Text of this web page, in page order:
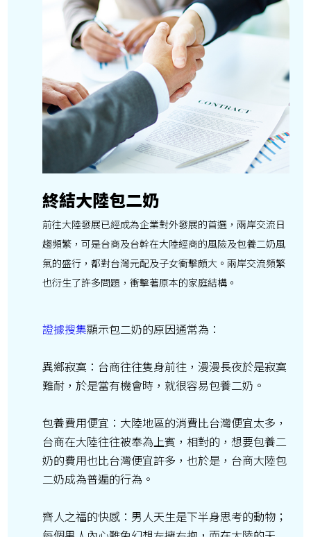
終結大陸包二奶
前往大陸發展已經成為企業對外發展的首選，兩岸交流日
趨頻繁，可是台商及台幹在大陸經商的風險及包養二奶風
氣的盛行，都對台灣元配及子女衝擊頗大。兩岸交流頻繁
也衍生了許多問題，衝擊著原本的家庭結構。
證據搜集顯示包二奶的原因通常為：
異鄉寂寞：台商往往隻身前往，漫漫長夜於是寂寞
難耐，於是當有機會時，就很容易包養二奶。
包養費用便宜：大陸地區的消費比台灣便宜太多，
台商在大陸往往被奉為上賓，相對的，想要包養二
奶的費用也比台灣便宜許多，也於是，台商大陸包
二奶成為普遍的行為。
齊人之福的快感：男人天生是下半身思考的動物；